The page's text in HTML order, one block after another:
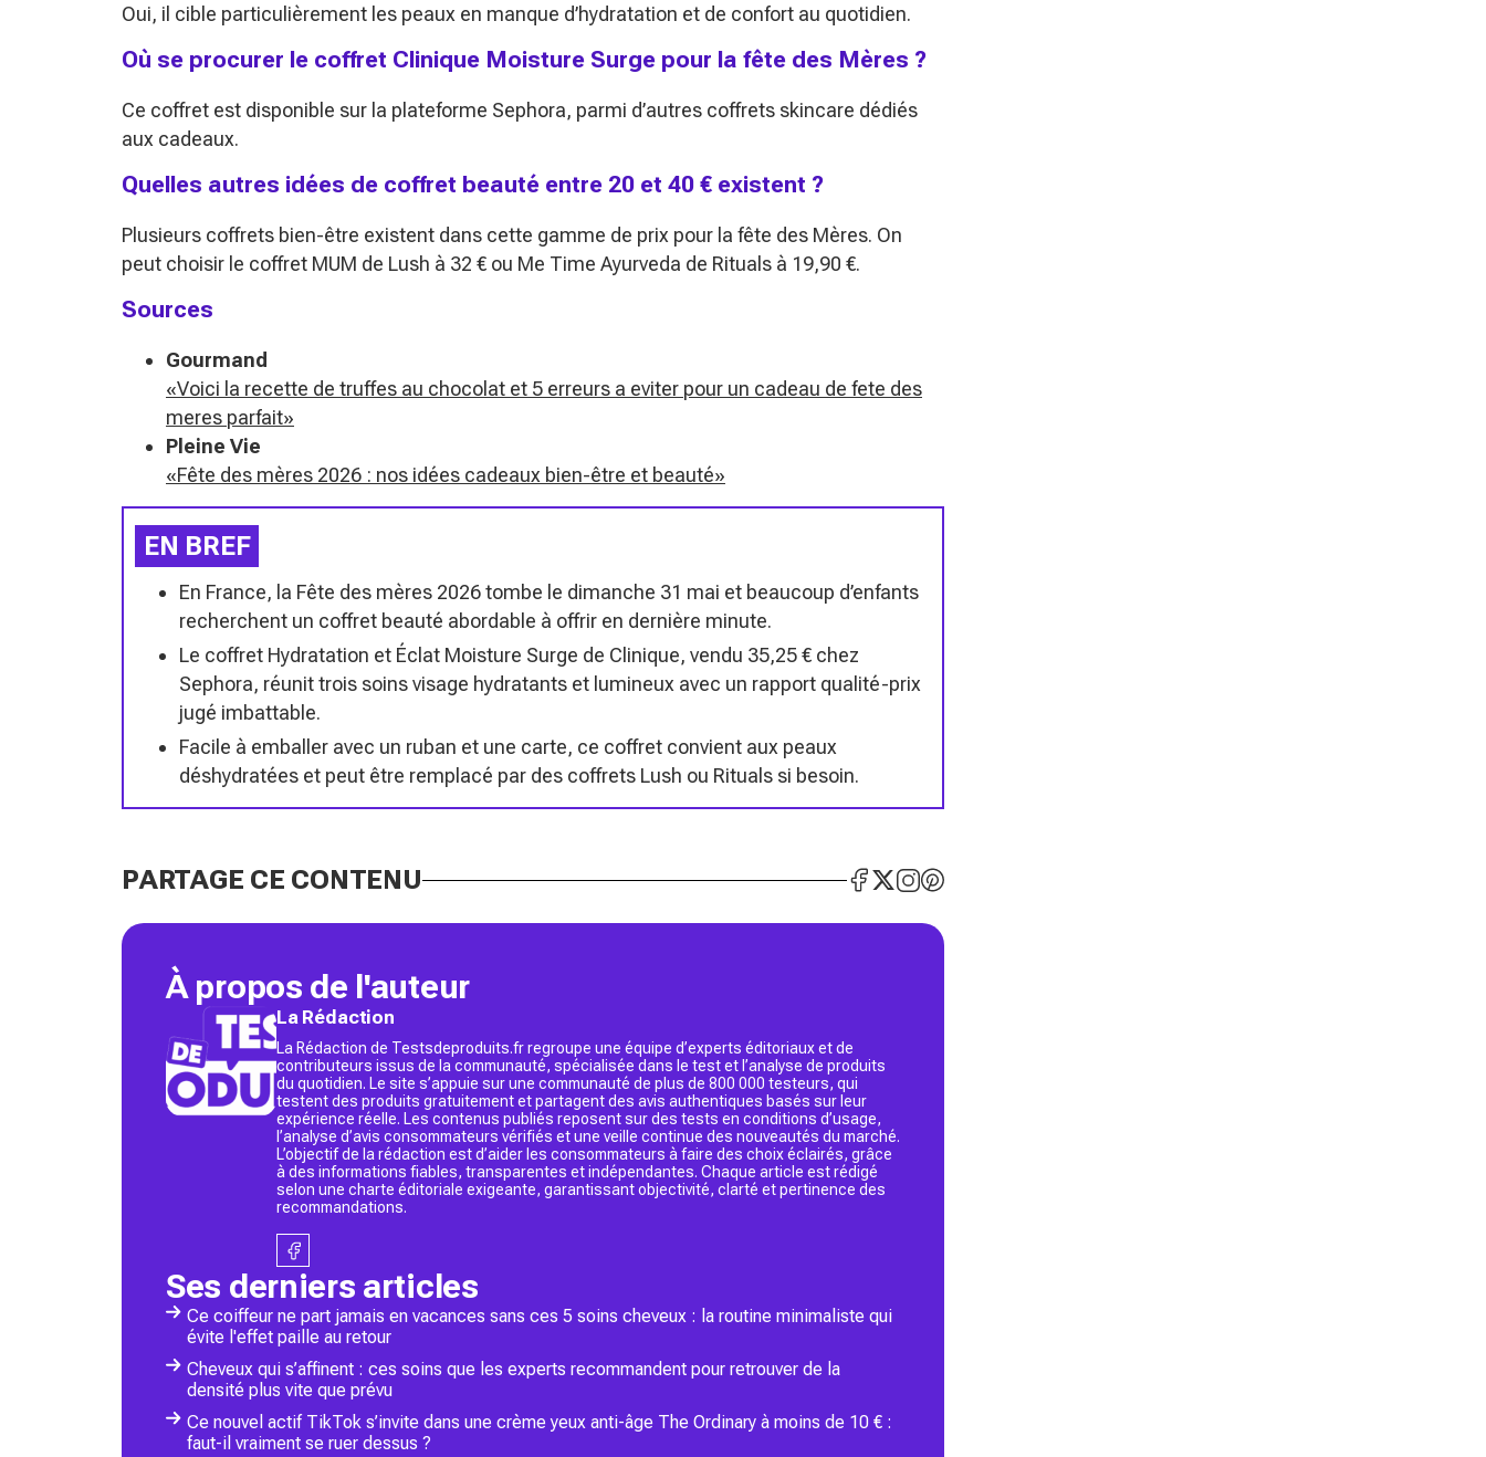
Oui, il cible particulièrement les peaux en manque d’hydratation et de confort au quotidien.
Où se procurer le coffret Clinique Moisture Surge pour la fête des Mères ?
Ce coffret est disponible sur la plateforme Sephora, parmi d’autres coffrets skincare dédiés
aux cadeaux.
Quelles autres idées de coffret beauté entre 20 et 40 € existent ?
Plusieurs coffrets bien-être existent dans cette gamme de prix pour la fête des Mères. On
peut choisir le coffret MUM de Lush à 32 € ou Me Time Ayurveda de Rituals à 19,90 €.
Sources
Gourmand
«Voici la recette de truffes au chocolat et 5 erreurs a eviter pour un cadeau de fete des
meres parfait»
Pleine Vie
«Fête des mères 2026 : nos idées cadeaux bien-être et beauté»
EN BREF
En France, la Fête des mères 2026 tombe le dimanche 31 mai et beaucoup d’enfants
recherchent un coffret beauté abordable à offrir en dernière minute.
Le coffret Hydratation et Éclat Moisture Surge de Clinique, vendu 35,25 € chez
Sephora, réunit trois soins visage hydratants et lumineux avec un rapport qualité-prix
jugé imbattable.
Facile à emballer avec un ruban et une carte, ce coffret convient aux peaux
déshydratées et peut être remplacé par des coffrets Lush ou Rituals si besoin.
PARTAGE CE CONTENU
À propos de l'auteur
La Rédaction
La Rédaction de Testsdeproduits.fr regroupe une équipe d’experts éditoriaux et de
contributeurs issus de la communauté, spécialisée dans le test et l’analyse de produits
du quotidien. Le site s’appuie sur une communauté de plus de 800 000 testeurs, qui
testent des produits gratuitement et partagent des avis authentiques basés sur leur
expérience réelle. Les contenus publiés reposent sur des tests en conditions d’usage,
l’analyse d’avis consommateurs vérifiés et une veille continue des nouveautés du marché.
L’objectif de la rédaction est d’aider les consommateurs à faire des choix éclairés, grâce
à des informations fiables, transparentes et indépendantes. Chaque article est rédigé
selon une charte éditoriale exigeante, garantissant objectivité, clarté et pertinence des
recommandations.
Ses derniers articles
Ce coiffeur ne part jamais en vacances sans ces 5 soins cheveux : la routine minimaliste qui
évite l'effet paille au retour
Cheveux qui s’affinent : ces soins que les experts recommandent pour retrouver de la
densité plus vite que prévu
Ce nouvel actif TikTok s’invite dans une crème yeux anti-âge The Ordinary à moins de 10 € :
faut-il vraiment se ruer dessus ?